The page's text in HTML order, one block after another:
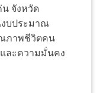
น จังหวัด
บประมาณ
ภาพชีวิตคน
ละความมั่นคง